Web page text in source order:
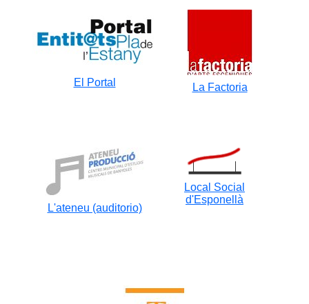
El Portal La Factoria
L'ateneu (auditorio)
Local Social
d'Esponellà